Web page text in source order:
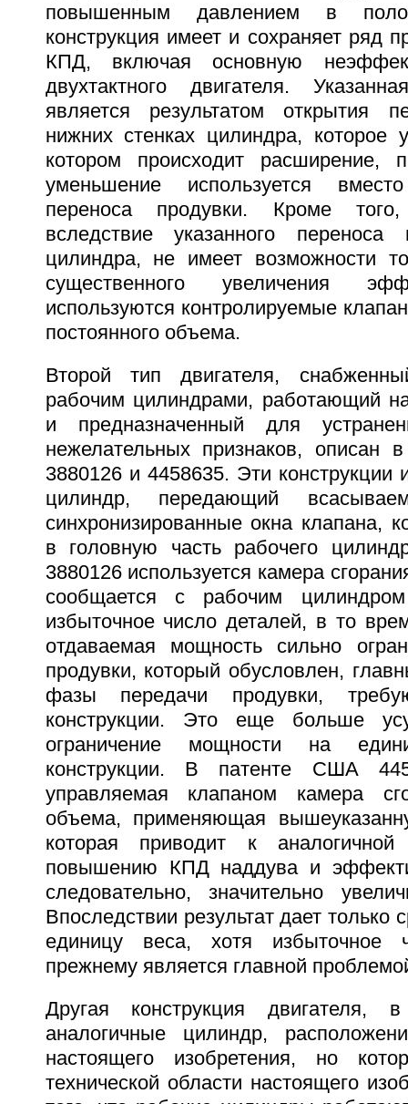
повышенным давлением в
конструкция имеет и сохраняет ряд
КПД, включая основную
двухтактного двигателя.
является результатом открытия
нижних стенках цилиндра, которое
котором происходит расширение,
уменьшение используется
переноса продувки. Кроме
вследствие указанного
цилиндра, не имеет возможности
существенного увеличения
используются контролируемые
постоянного объема.
Второй тип двигателя,
рабочим цилиндрами, работающий
и предназначенный для
нежелательных признаков,
3880126 и 4458635. Эти
цилиндр, передающий
синхронизированные окна клапана,
в головную часть рабочего
3880126 используется камера
сообщается с рабочим
избыточное число деталей, в то
отдаваемая мощность сильно
продувки, который обусловлен,
фазы передачи продувки,
конструкции. Это еще больше
ограничение мощности на
конструкции. В патенте США
управляемая клапаном камера
объема, применяющая
которая приводит к
повышению КПД наддува и
следовательно, значительно
Впоследствии результат дает только
единицу веса, хотя избыточное
прежнему является главной
Другая конструкция двигателя,
аналогичные цилиндр,
настоящего изобретения, но
технической области настоящего